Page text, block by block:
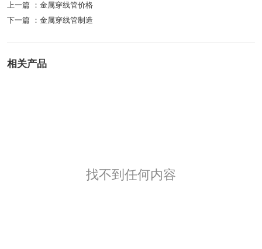
上一篇 ： 金属穿线管价格
下一篇 ： 金属穿线管制造
相关产品
找不到任何内容